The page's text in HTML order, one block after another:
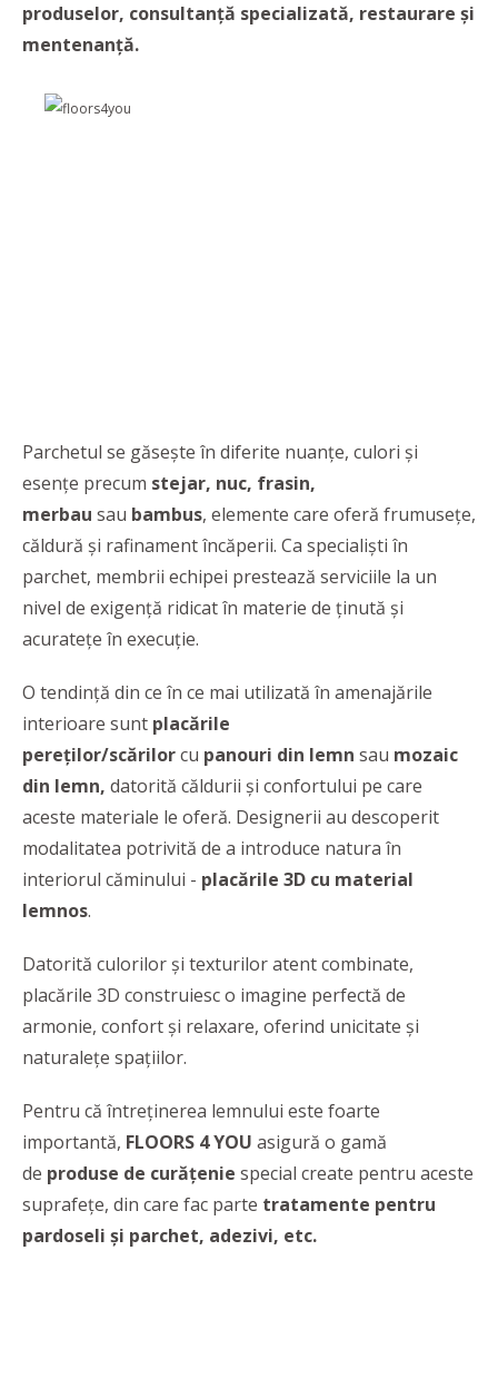
produselor, consultanţă specializată, restaurare şi
mentenanţă.
Parchetul se găsește în diferite nuanțe, culori și
esențe precum stejar, nuc, frasin,
merbau sau bambus, elemente care oferă frumusețe,
căldură și rafinament încăperii. Ca specialiști în
parchet, membrii echipei prestează serviciile la un
nivel de exigență ridicat în materie de ținută și
acuratețe în execuție.
O tendință din ce în ce mai utilizată în amenajările
interioare sunt placările
pereților/scărilorcu panouri din lemn sau mozaic
din lemn, datorită căldurii și confortului pe care
aceste materiale le oferă. Designerii au descoperit
modalitatea potrivită de a introduce natura în
interiorul căminului - placările 3D cu material
lemnos.
Datorită culorilor și texturilor atent combinate,
placările 3D construiesc o imagine perfectă de
armonie, confort și relaxare, oferind unicitate și
naturalețe spațiilor.
Pentru că întreținerea lemnului este foarte
importantă, FLOORS 4 YOU asigură o gamă
de produse de curățenie special create pentru aceste
suprafețe, din care fac parte tratamente pentru
pardoseli și parchet, adezivi, etc.